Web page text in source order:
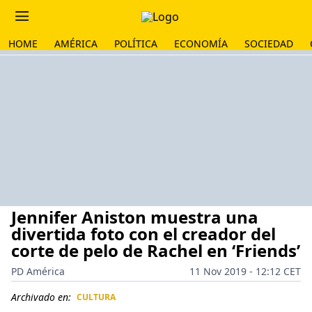
HOME AMÉRICA POLÍTICA ECONOMÍA SOCIEDAD
Jennifer Aniston muestra una
divertida foto con el creador del
corte de pelo de Rachel en ‘Friends’
PD América
11 Nov 2019 - 12:12 CET
Archivado en: CULTURA